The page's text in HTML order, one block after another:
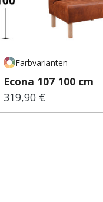
Farbvarianten
Econa 107 100 cm
Regulärer Preis:
319,90 €